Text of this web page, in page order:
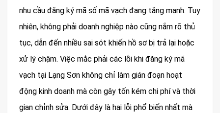
nhu cầu đăng ký mã số mã vạch đang tăng mạnh. Tuy
nhiên, không phải doanh nghiệp nào cũng nắm rõ thủ
tục, dẫn đến nhiều sai sót khiến hồ sơ bị trả lại hoặc
xử lý chậm. Việc mắc phải các lỗi khi đăng ký mã
vạch tại Lạng Sơn không chỉ làm gián đoạn hoạt
động kinh doanh mà còn gây tốn kém chi phí và thời
gian chỉnh sửa. Dưới đây là hai lỗi phổ biến nhất mà